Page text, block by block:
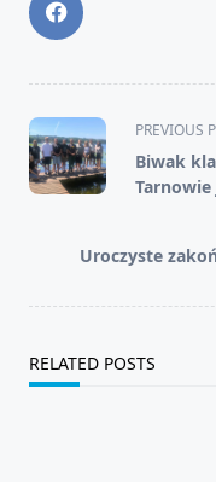
PREVIOUS
Biwak
Tarnowie
Uroczyste
RELATED POSTS